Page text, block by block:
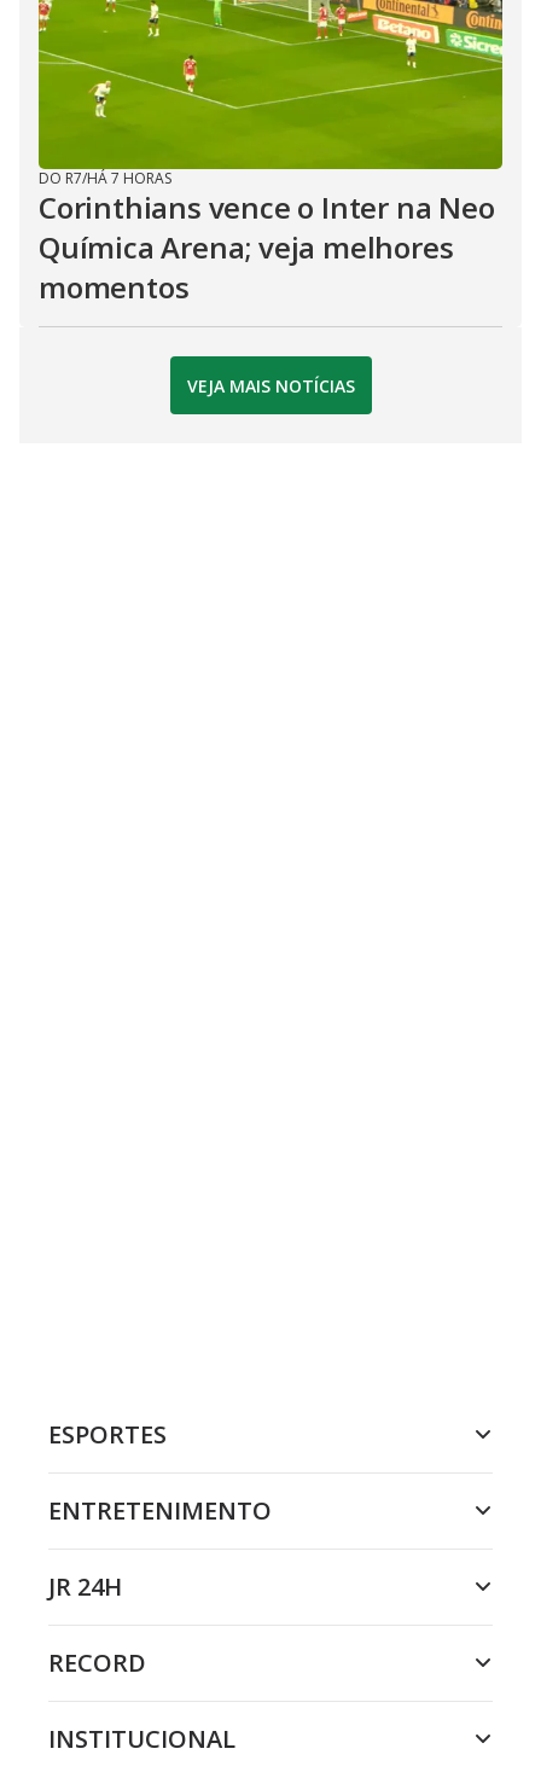
DO R7/HÁ 7 HORAS
Corinthians vence o Inter na Neo
Química Arena; veja melhores
momentos
VEJA MAIS NOTÍCIAS
ESPORTES
ENTRETENIMENTO
JR 24H
RECORD
INSTITUCIONAL